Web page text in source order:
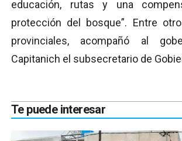
educación, rutas y una
protección del bosque”. Entre
provinciales, acompañó al
Capitanich el subsecretario de
Te puede interesar